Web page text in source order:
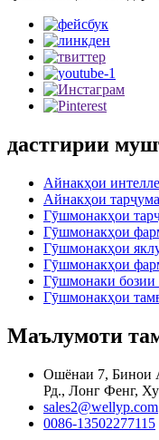
дастгирии
Айнакҳои
Айнакҳои
Гӯшмонакҳои
Гӯшмонакҳои
Гӯшмонакҳои
Гӯшмонакҳои
Гӯшмонаки
Гӯшмонакҳои
Маълумоти
Ошёнаи 7, Бинои
Рд., Лонг Фенг,
sales2@wellyp.com
0086-13502277115